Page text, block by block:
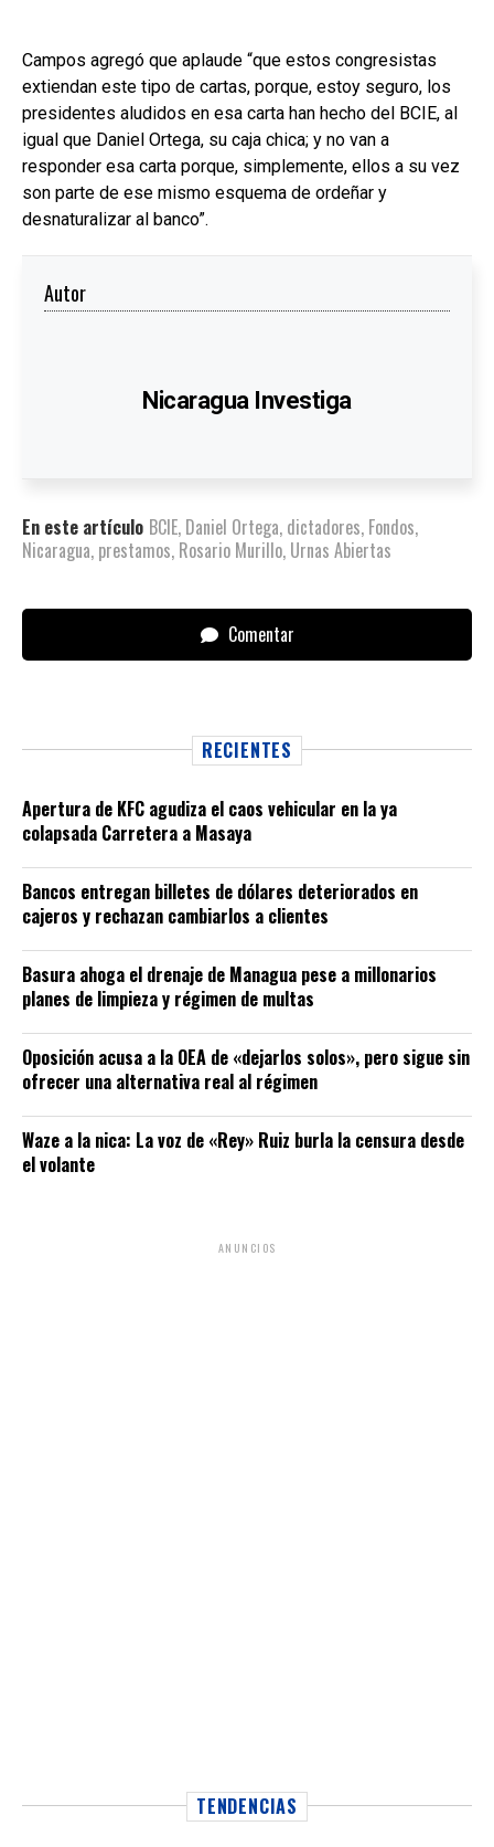
Campos agregó que aplaude “que estos congresistas
extiendan este tipo de cartas, porque, estoy seguro, los
presidentes aludidos en esa carta han hecho del BCIE, al
igual que Daniel Ortega, su caja chica; y no van a
responder esa carta porque, simplemente, ellos a su vez
son parte de ese mismo esquema de ordeñar y
desnaturalizar al banco”.
Autor
Nicaragua Investiga
En este artículo BCIE, Daniel Ortega, dictadores, Fondos,
Nicaragua, prestamos, Rosario Murillo, Urnas Abiertas
Comentar
RECIENTES
Apertura de KFC agudiza el caos vehicular en la ya
colapsada Carretera a Masaya
Bancos entregan billetes de dólares deteriorados en
cajeros y rechazan cambiarlos a clientes
Basura ahoga el drenaje de Managua pese a millonarios
planes de limpieza y régimen de multas
Oposición acusa a la OEA de «dejarlos solos», pero sigue sin
ofrecer una alternativa real al régimen
Waze a la nica: La voz de «Rey» Ruiz burla la censura desde
el volante
ANUNCIOS
TENDENCIAS